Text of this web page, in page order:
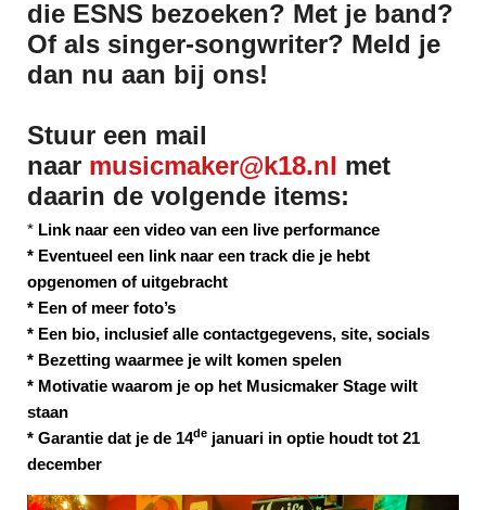
die ESNS bezoeken? Met je band?
Of als singer-songwriter? Meld je
dan nu aan bij ons!
Stuur een mail
naar musicmaker@k18.nl met
daarin de volgende items:
* Link naar een video van een live performance
* Eventueel een link naar een track die je hebt
opgenomen of uitgebracht
* Een of meer foto’s
* Een bio, inclusief alle contactgegevens, site, socials
* Bezetting waarmee je wilt komen spelen
* Motivatie waarom je op het Musicmaker Stage wilt
staan
* Garantie dat je de 14de januari in optie houdt tot 21
december